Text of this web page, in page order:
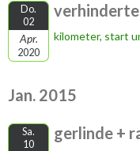
Do.
02
Apr.
2020
kilometer, start
Jan. 2015
Sa.
10
gerlinde +